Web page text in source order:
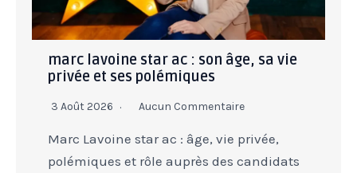
marc lavoine star ac : son âge, sa vie
privée et ses polémiques
3 Août 2026 Aucun Commentaire
Marc Lavoine star ac : âge, vie privée,
polémiques et rôle auprès des candidats